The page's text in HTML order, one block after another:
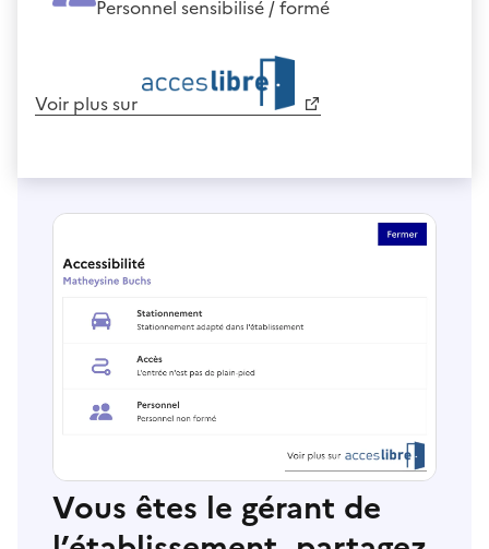
Personnel sensibilisé / formé
Voir plus sur
Vous êtes le gérant de